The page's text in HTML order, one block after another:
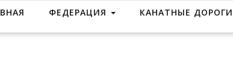
ФЕДЕРАЦИЯ КАНАТНЫЕ ДОРОГИ